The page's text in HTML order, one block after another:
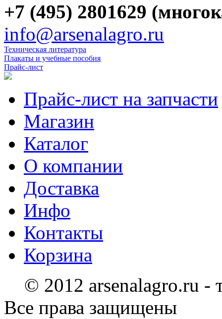
+7 (495) 2801629
info@arsenalagro.ru
Техническая литература
Плакаты и учебные пособия
Прайс-лист
Прайс-лист на запчасти
Магазин
Каталог
О компании
Доставка
Инфо
Контакты
Корзина
© 2012 arsenalagro.ru -
Все права защищены